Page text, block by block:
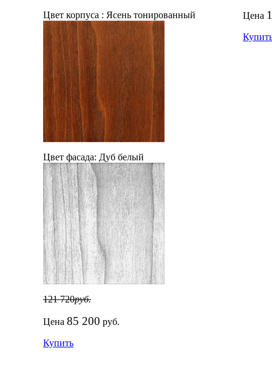
Цвет корпуса : Ясень тонированный
Цвет фасада: Дуб белый
121 720руб.
Цена 85 200 руб.
Купить
Цена